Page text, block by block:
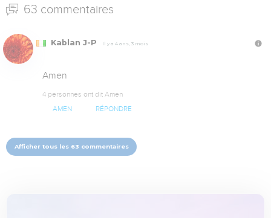
63 commentaires
Kablan J-P Il y a 4 ans, 3 mois
Amen
4 personnes ont dit Amen
AMEN RÉPONDRE
Afficher tous les 63 commentaires